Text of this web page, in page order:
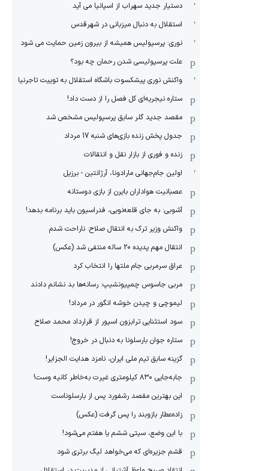
دستیار جدید سهراب از اسپانیا می آید
استقلال به دنبال میزبانی در شهرقدس
نوری: پرسپولیس همیشه از بیرون زمین حمایت می شود
علت پرسپولیسی شدن رحمان چه بود؟
واکنش نوری پیشکسوت باشگاه استقلال به توییت تاجرنیا
ستاره نیجریه‌ای کل فصل را از دست داد!
مقصد جدید گلر سابق پرسپولیس مشخص شد
جدول پخش زنده بازی‌های شنبه 17 مرداد
زنده و فوری از بازار نقل و انتقالات
اولین جام‌جهانی مارادونا، آرژانتین - برزیل
عصبانیت هواداران بایرن از بازی دوستانه
آشوبی: به جای قلعه‌نویی، فدراسیون باید برنامه بدهد!
واکنش وزیر ترک به انتقال صلاح: ناراحت شدم
انتقال مهم پدیده 20 ساله منتفی شد (عکس)
عراق سرمربی جام ملتها را انتخاب کرد
مربی جاسوس چمپیونشیپ: رسانه‌ها بد نشانم دادند
لیموچی و چیدن خوشه انگور در مرداد!
سود استثنایی ترابزون اسپور از قرارداد محمد صلاح
ستاره جوان بارسلونا به دنبال در خروج!
گزینه سابق تیم ملی ایران، نامزد هدایت الجزایر!
جابه‌جایی ۸۳۰ کیلومتری غیرت به‌خاطر کانیه وست!
این بهترین مقصد رشفورد پس از بارسلوناست
زاده‌عطار بازوبند را پس گرفت (عکس)
با این وضع، سیتی ششم یا هفتم می‌شود!
قشم جزیره‌ای که می‌خواهد لیگ برتری شود